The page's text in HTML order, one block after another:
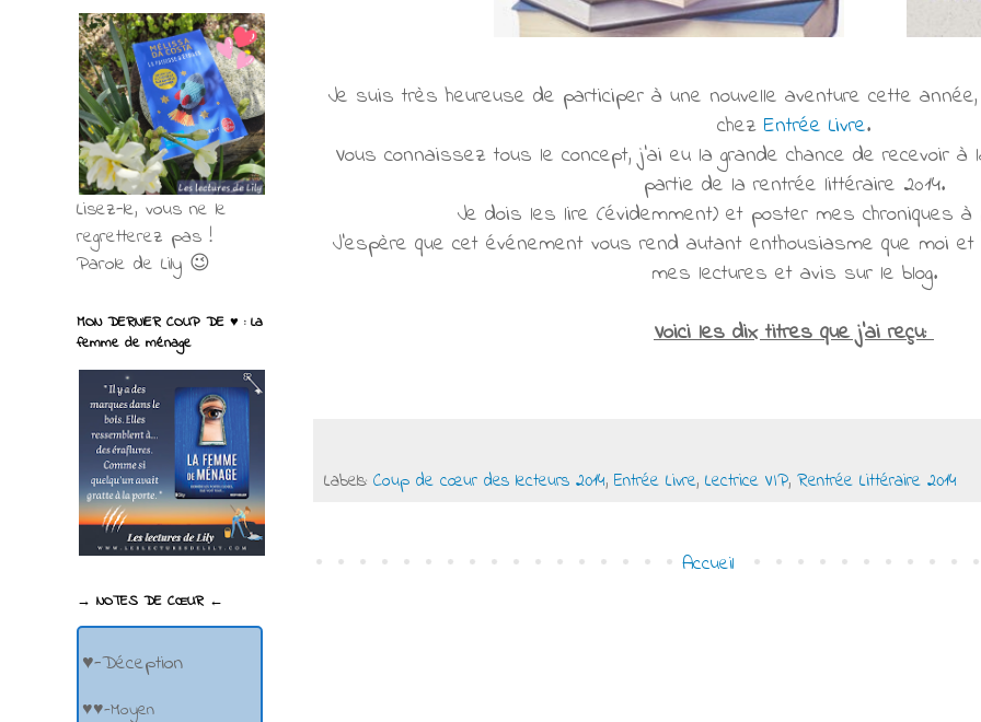
Je suis très heureuse de participer à une nouvelle aventure cette
chez Entrée Livre.
Vous connaissez tous le concept, j'ai eu la grande chance de recevoir
partie de la rentrée littéraire 2014.
Je dois les lire (évidemment) et poster mes chroniques à
J'espère que cet événement vous rend autant enthousiasme que moi
mes lectures et avis sur le blog.
Voici les dix titres que j'ai reçu:
Labels: Coup de cœur des lecteurs 2014, Entrée Livre, Lectrice VIP, Rentrée Littéraire 2014
Accueil
Lisez-le, vous ne le
regretterez pas !
Parole de Lily 😉
MON DERNIER COUP DE ♥ : La
femme de ménage
→ NOTES DE CŒUR ←
♥-Déception
♥♥-Moyen